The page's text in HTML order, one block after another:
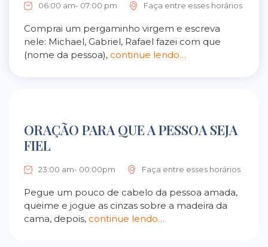
06:00 am- 07:00 pm Faça entre esses horários
Comprai um pergaminho virgem e escreva
nele: Michael, Gabriel, Rafael fazei com que
(nome da pessoa), continue lendo…
ORAÇÃO PARA QUE A PESSOA SEJA
FIEL
23:00 am- 00:00pm Faça entre esses horários
Pegue um pouco de cabelo da pessoa amada,
queime e jogue as cinzas sobre a madeira da
cama, depois, continue lendo…